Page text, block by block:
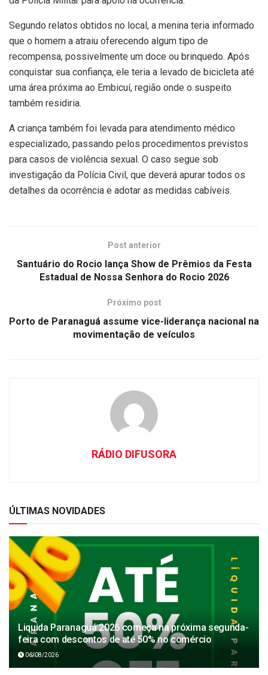
Segundo relatos obtidos no local, a menina teria informado
que o homem a atraiu oferecendo algum tipo de
recompensa, possivelmente um doce ou brinquedo. Após
conquistar sua confiança, ele teria a levado de bicicleta até
uma área próxima ao Embicuí, região onde o suspeito
também residiria.
A criança também foi levada para atendimento médico
especializado, passando pelos procedimentos previstos
para casos de violência sexual. O caso segue sob
investigação da Polícia Civil, que deverá apurar todos os
detalhes da ocorrência e adotar as medidas cabíveis.
Post anterior
Santuário do Rocio lança Show de Prêmios da Festa
Estadual de Nossa Senhora do Rocio 2026
Próximo post
Porto de Paranaguá assume vice-liderança nacional na
movimentação de veículos
RÁDIO DIFUSORA
ÚLTIMAS NOVIDADES
Liquida Paranaguá 2026 começa na próxima segunda-
feira com descontos de até 50% no comércio
06/08/2026